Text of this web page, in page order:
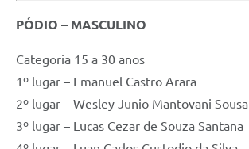
PÓDIO – MASCULINO
Categoria 15 a 30 anos
1º lugar – Emanuel Castro Arara
2º lugar – Wesley Junio Mantovani Sousa
3º lugar – Lucas Cezar de Souza Santana